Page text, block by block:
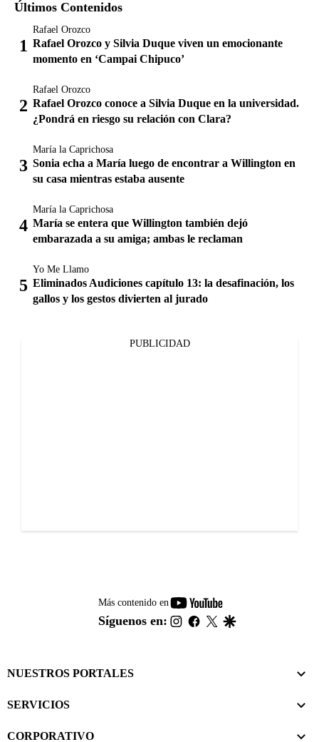
Últimos Contenidos
Rafael Orozco
Rafael Orozco y Silvia Duque viven un emocionante
momento en ‘Campai Chipuco’
Rafael Orozco
Rafael Orozco conoce a Silvia Duque en la universidad.
¿Pondrá en riesgo su relación con Clara?
María la Caprichosa
Sonia echa a María luego de encontrar a Willington en
su casa mientras estaba ausente
María la Caprichosa
María se entera que Willington también dejó
embarazada a su amiga; ambas le reclaman
Yo Me Llamo
Eliminados Audiciones capítulo 13: la desafinación, los
gallos y los gestos divierten al jurado
PUBLICIDAD
Más contenido en
youtube-
footer
Síguenos en: instagram
facebook
twitter
NUESTROS PORTALES
SERVICIOS
CORPORATIVO